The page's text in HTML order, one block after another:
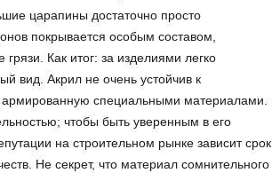
царапины достаточно просто
покрывается особым составом,
Как итог: за изделиями легко
вид. Акрил не очень устойчив к
специальными материалами.
чтобы быть уверенным в его
на строительном рынке зависит срок
Не секрет, что материал сомнительного